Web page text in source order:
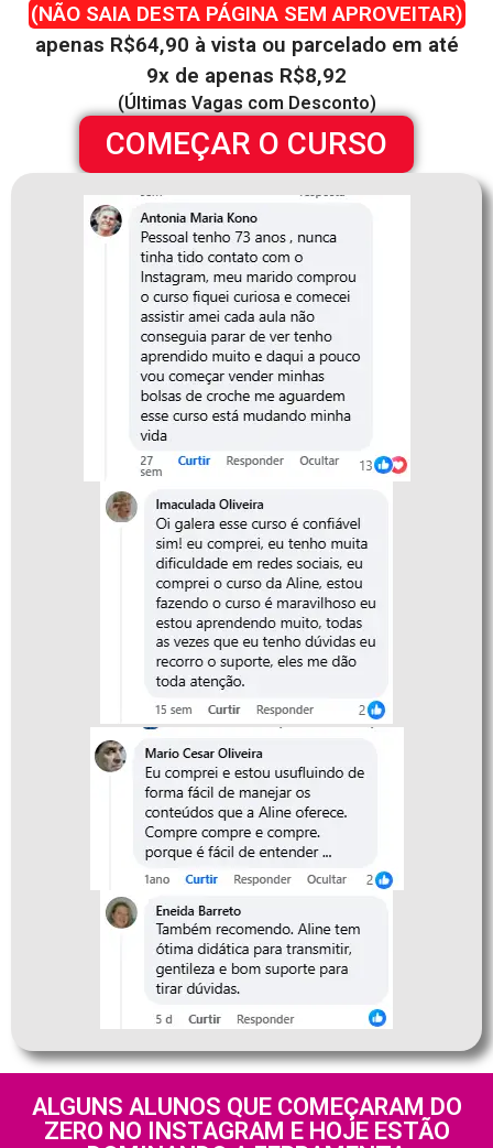
(NÃO SAIA DESTA PÁGINA SEM APROVEITAR)
apenas R$64,90 à vista ou parcelado em até
9x de apenas R$8,92
(Últimas Vagas com Desconto)
COMEÇAR O CURSO
ALGUNS ALUNOS QUE COMEÇARAM DO
ZERO NO INSTAGRAM E HOJE ESTÃO